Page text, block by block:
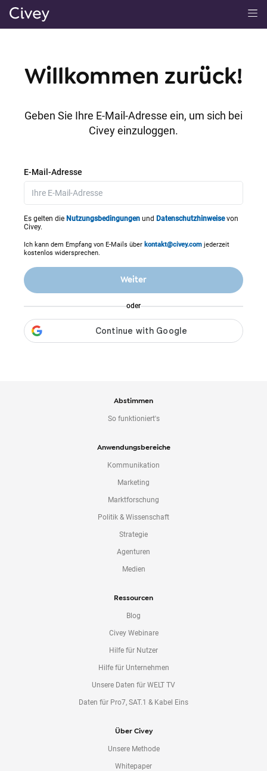
t
n
t
a
n
n
t
e
Willkommen zurück!
Geben Sie Ihre E-Mail-Adresse ein, um sich bei
Civey einzuloggen.
E-Mail-Adresse
Es gelten die Nutzungsbedingungen und Datenschutzhinweisevon
Civey.
Ich kann dem Empfang von E-Mails über kontakt@civey.com jederzeit
kostenlos widersprechen.
Weiter
oder
Abstimmen
So funktioniert's
Anwendungsbereiche
Kommunikation
Marketing
Marktforschung
Politik & Wissenschaft
Strategie
Agenturen
Medien
Ressourcen
Blog
Civey Webinare
Hilfe für Nutzer
Hilfe für Unternehmen
Unsere Daten für WELT TV
Daten für Pro7, SAT.1 & Kabel Eins
Über Civey
Unsere Methode
Whitepaper